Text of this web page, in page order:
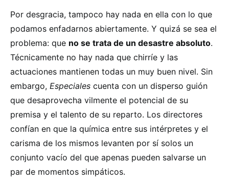
Por desgracia, tampoco hay nada en ella con lo que
podamos enfadarnos abiertamente. Y quizá se sea el
problema: que no se trata de un desastre absoluto.
Técnicamente no hay nada que chirríe y las
actuaciones mantienen todas un muy buen nivel. Sin
embargo, Especiales cuenta con un disperso guión
que desaprovecha vilmente el potencial de su
premisa y el talento de su reparto. Los directores
confían en que la química entre sus intérpretes y el
carisma de los mismos levanten por sí solos un
conjunto vacío del que apenas pueden salvarse un
par de momentos simpáticos.